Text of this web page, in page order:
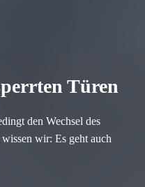
Türen
den Wechsel des
wir: Es geht auch